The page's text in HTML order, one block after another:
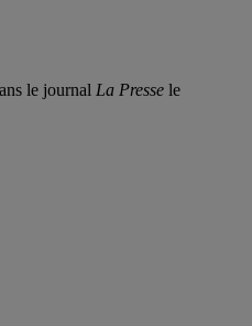
le journal La Presse le